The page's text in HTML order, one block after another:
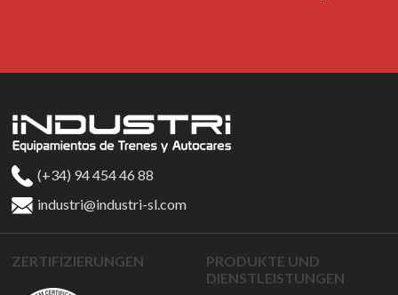
(+34) 94 454 46 88
industri@industri-sl.com
ZERTIFIZIERUNGEN
PRODUKTE UND
DIENSTLEISTUNGEN